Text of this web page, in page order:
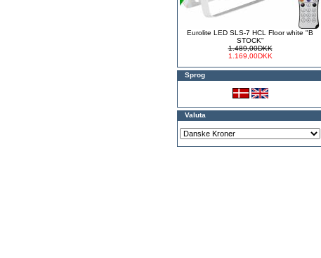
Eurolite LED SLS-7 HCL Floor white "B
STOCK"
1.489,00DKK
1.169,00DKK
Sprog
Valuta